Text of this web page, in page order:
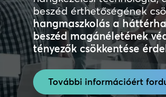
beszéd érthetőségének
hangmaszkolás a
beszéd magánéletének
tényezők csökkentése
További információért